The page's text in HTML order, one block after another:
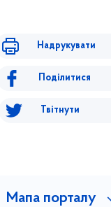
Надрукувати
Поділитися
Твітнути
Мапа порталу